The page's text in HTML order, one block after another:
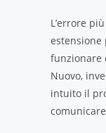
L’errore
estensione
funzionare
Nuovo,
intuito il